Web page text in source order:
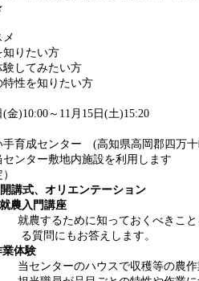
知りたい方
験してみたい方
特性を知りたい方
)10:00～11月15日(土)15:20
育成センター (高知県高岡郡四万十
ンター敷地内施設を利用します
講式、オリエンテーション
門講座
就農するために知っておくべきこ
る質問にもお答えします。
体験
当センターのハウスで収穫等の農作